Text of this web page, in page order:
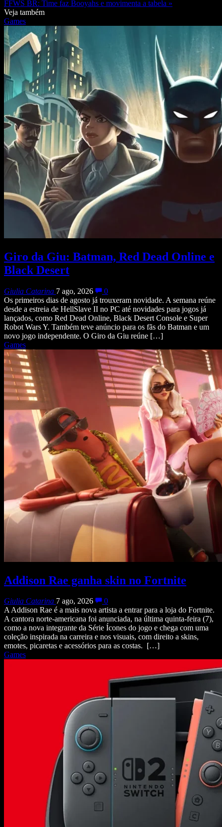
FFWS BR: Time faz Booyahs e movimenta a tabela »
Veja também
Games
Giro da Giu: Batman, Red Dead Online e
Black Desert
Giulia Catarina 7 ago, 2026
0
Os primeiros dias de agosto já trouxeram novidade. A semana reúne
desde a estreia de HellSlave II no PC até novidades para jogos já
lançados, como Red Dead Online, Black Desert Console e Super
Robot Wars Y. Também teve anúncio para os fãs do Batman e um
novo jogo independente. O Giro da Giu reúne […]
Games
Addison Rae ganha skin no Fortnite
Giulia Catarina 7 ago, 2026
0
A Addison Rae é a mais nova artista a entrar para a loja do Fortnite.
A cantora norte-americana foi anunciada, na última quinta-feira (7),
como a nova integrante da Série Ícones do jogo e chega com uma
coleção inspirada na carreira e nos visuais, com direito a skins,
emotes, picaretas e acessórios para as costas. […]
Games